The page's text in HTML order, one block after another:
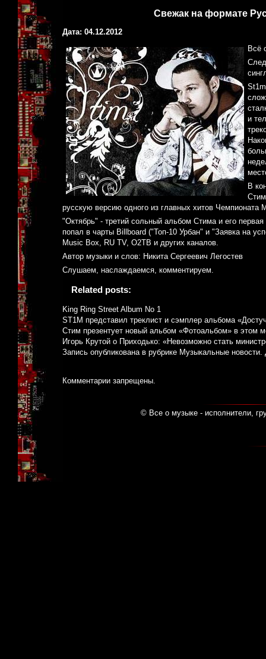
Свежак на формате
Дата: 04.12.2012
Всё
и
В
русскую версию одного из главных хитов
"Октябрь" - третий сольный альбом Стима и его
попал в чарты Billboard ("Топ-10 Урбан" и "Заявка на
Music Box, RU TV, О2ТВ и других каналов.
Автор музыки и слов: Никита Сергеевич Легостев
Слушаем, наслаждаемся, комментируем.
Related posts:
King Ring Street Album No 1
ST1M представил треклист и сэмплер альбома
Стим презентует новый альбом «Фотоальбом» в этом
Игорь Крутой о Приходько: «Невозможно стать
Запись опубликована в рубрике Музыкальные новости.
Комментарии запрещены.
© Все о музыке - исполнители,